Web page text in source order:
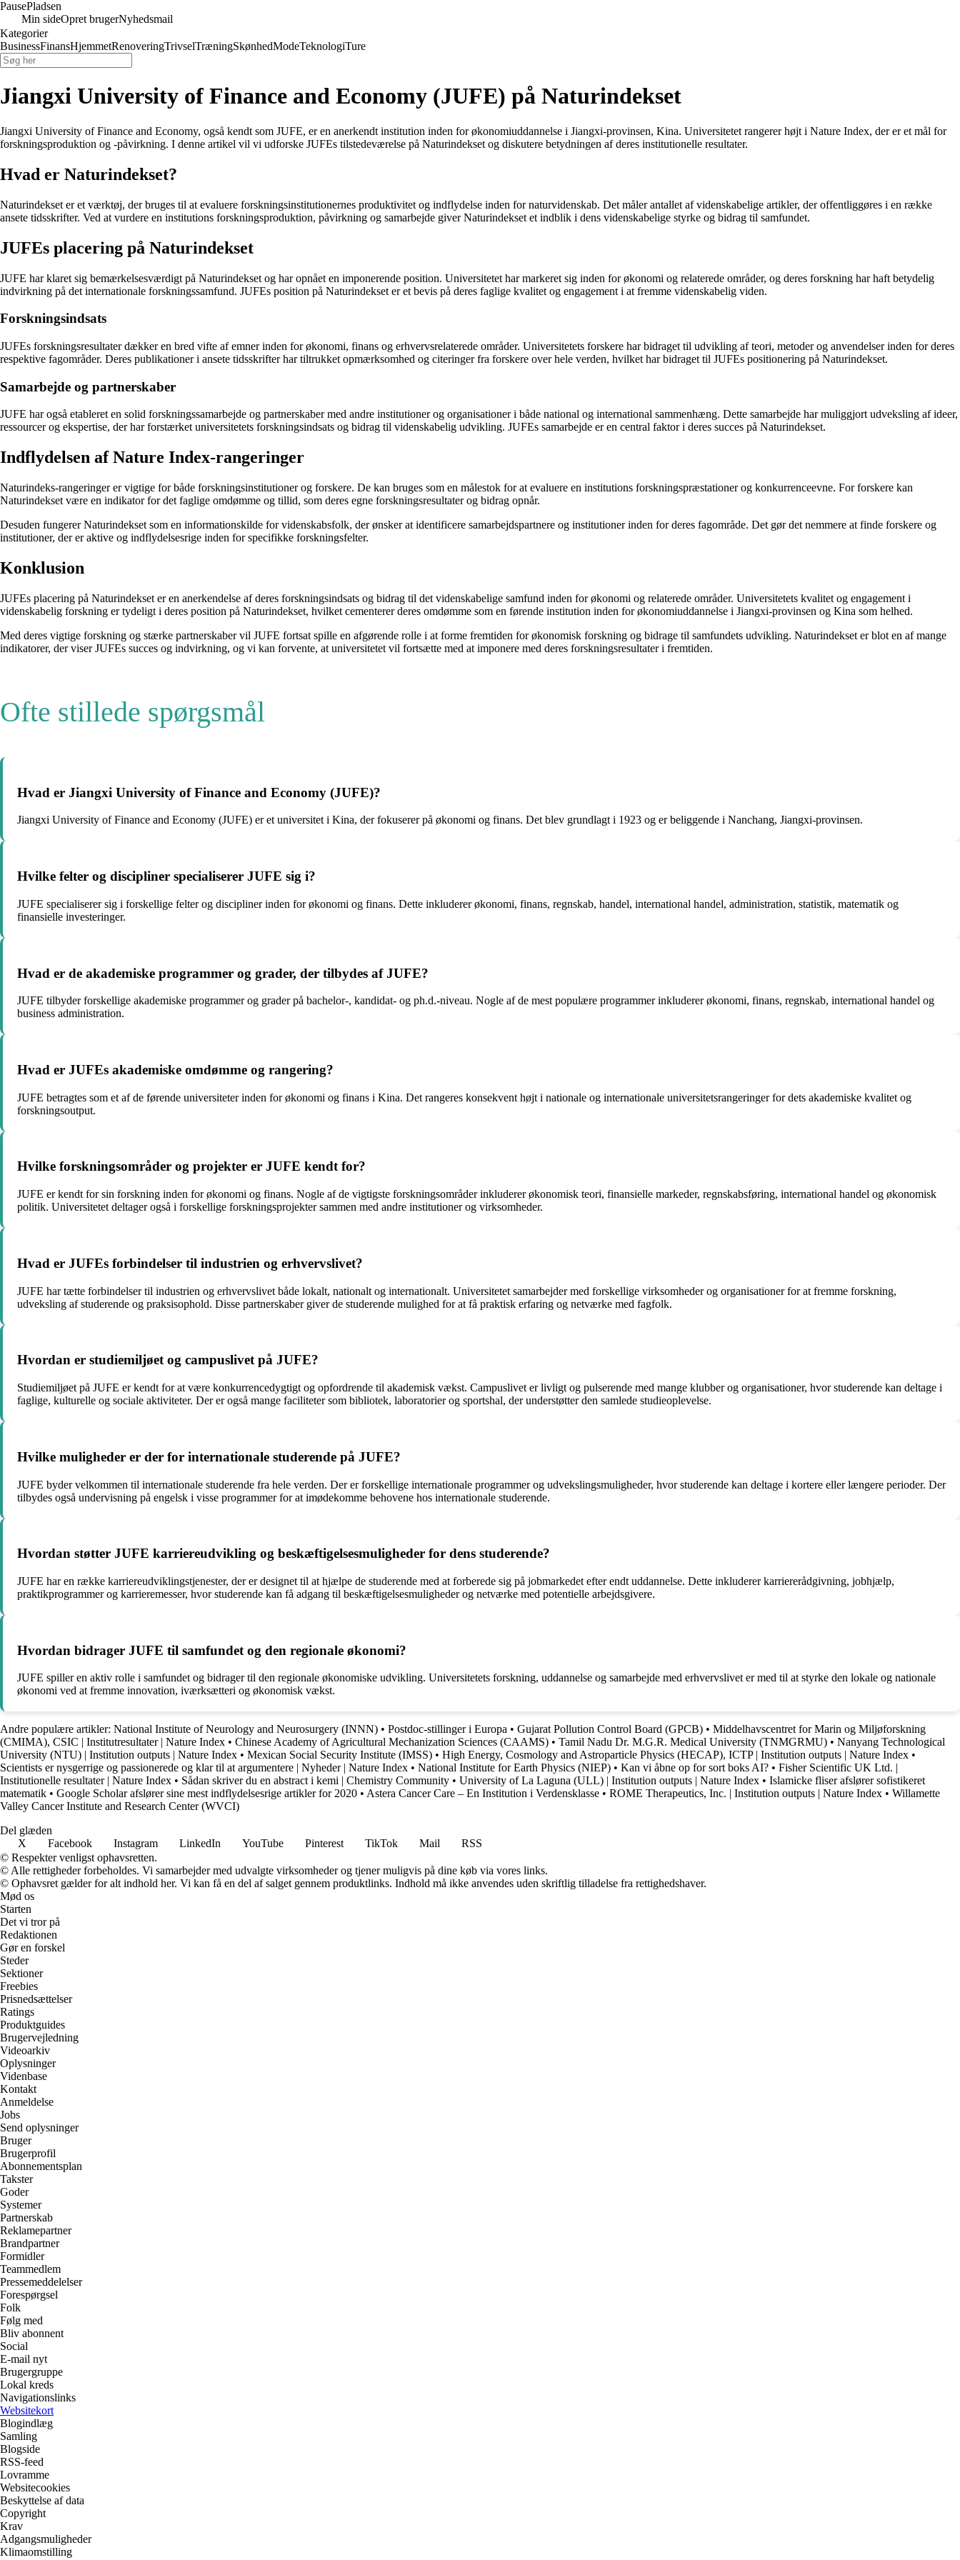
PausePladsen
Min sideOpret brugerNyhedsmail
Kategorier
BusinessFinansHjemmetRenoveringTrivselTræningSkønhedModeTeknologiTure
Jiangxi University of Finance and Economy (JUFE) på Naturindekset
Jiangxi University of Finance and Economy, også kendt som JUFE, er en anerkendt institution inden for økonomiuddannelse i Jiangxi-provinsen, Kina. Universitetet rangerer højt i Nature Index, der er et mål for
forskningsproduktion og -påvirkning. I denne artikel vil vi udforske JUFEs tilstedeværelse på Naturindekset og diskutere betydningen af ​​deres institutionelle resultater.
Hvad er Naturindekset?
Naturindekset er et værktøj, der bruges til at evaluere forskningsinstitutionernes produktivitet og indflydelse inden for naturvidenskab. Det måler antallet af videnskabelige artikler, der offentliggøres i en række
ansete tidsskrifter. Ved at vurdere en institutions forskningsproduktion, påvirkning og samarbejde giver Naturindekset et indblik i dens videnskabelige styrke og bidrag til samfundet.
JUFEs placering på Naturindekset
JUFE har klaret sig bemærkelsesværdigt på Naturindekset og har opnået en imponerende position. Universitetet har markeret sig inden for økonomi og relaterede områder, og deres forskning har haft betydelig
indvirkning på det internationale forskningssamfund. JUFEs position på Naturindekset er et bevis på deres faglige kvalitet og engagement i at fremme videnskabelig viden.
Forskningsindsats
JUFEs forskningsresultater dækker en bred vifte af emner inden for økonomi, finans og erhvervsrelaterede områder. Universitetets forskere har bidraget til udvikling af teori, metoder og anvendelser inden for deres
respektive fagområder. Deres publikationer i ansete tidsskrifter har tiltrukket opmærksomhed og citeringer fra forskere over hele verden, hvilket har bidraget til JUFEs positionering på Naturindekset.
Samarbejde og partnerskaber
JUFE har også etableret en solid forskningssamarbejde og partnerskaber med andre institutioner og organisationer i både national og international sammenhæng. Dette samarbejde har muliggjort udveksling af ideer,
ressourcer og ekspertise, der har forstærket universitetets forskningsindsats og bidrag til videnskabelig udvikling. JUFEs samarbejde er en central faktor i deres succes på Naturindekset.
Indflydelsen af ​​Nature Index-rangeringer
Naturindeks-rangeringer er vigtige for både forskningsinstitutioner og forskere. De kan bruges som en målestok for at evaluere en institutions forskningspræstationer og konkurrenceevne. For forskere kan
Naturindekset være en indikator for det faglige omdømme og tillid, som deres egne forskningsresultater og bidrag opnår.
Desuden fungerer Naturindekset som en informationskilde for videnskabsfolk, der ønsker at identificere samarbejdspartnere og institutioner inden for deres fagområde. Det gør det nemmere at finde forskere og
institutioner, der er aktive og indflydelsesrige inden for specifikke forskningsfelter.
Konklusion
JUFEs placering på Naturindekset er en anerkendelse af deres forskningsindsats og bidrag til det videnskabelige samfund inden for økonomi og relaterede områder. Universitetets kvalitet og engagement i
videnskabelig forskning er tydeligt i deres position på Naturindekset, hvilket cementerer deres omdømme som en førende institution inden for økonomiuddannelse i Jiangxi-provinsen og Kina som helhed.
Med deres vigtige forskning og stærke partnerskaber vil JUFE fortsat spille en afgørende rolle i at forme fremtiden for økonomisk forskning og bidrage til samfundets udvikling. Naturindekset er blot en af ​​mange
indikatorer, der viser JUFEs succes og indvirkning, og vi kan forvente, at universitetet vil fortsætte med at imponere med deres forskningsresultater i fremtiden.
Ofte stillede spørgsmål
Hvad er Jiangxi University of Finance and Economy (JUFE)?
Jiangxi University of Finance and Economy (JUFE) er et universitet i Kina, der fokuserer på økonomi og finans. Det blev grundlagt i 1923 og er beliggende i Nanchang, Jiangxi-provinsen.
Hvilke felter og discipliner specialiserer JUFE sig i?
JUFE specialiserer sig i forskellige felter og discipliner inden for økonomi og finans. Dette inkluderer økonomi, finans, regnskab, handel, international handel, administration, statistik, matematik og
finansielle investeringer.
Hvad er de akademiske programmer og grader, der tilbydes af JUFE?
JUFE tilbyder forskellige akademiske programmer og grader på bachelor-, kandidat- og ph.d.-niveau. Nogle af de mest populære programmer inkluderer økonomi, finans, regnskab, international handel og
business administration.
Hvad er JUFEs akademiske omdømme og rangering?
JUFE betragtes som et af de førende universiteter inden for økonomi og finans i Kina. Det rangeres konsekvent højt i nationale og internationale universitetsrangeringer for dets akademiske kvalitet og
forskningsoutput.
Hvilke forskningsområder og projekter er JUFE kendt for?
JUFE er kendt for sin forskning inden for økonomi og finans. Nogle af de vigtigste forskningsområder inkluderer økonomisk teori, finansielle markeder, regnskabsføring, international handel og økonomisk
politik. Universitetet deltager også i forskellige forskningsprojekter sammen med andre institutioner og virksomheder.
Hvad er JUFEs forbindelser til industrien og erhvervslivet?
JUFE har tætte forbindelser til industrien og erhvervslivet både lokalt, nationalt og internationalt. Universitetet samarbejder med forskellige virksomheder og organisationer for at fremme forskning,
udveksling af studerende og praksisophold. Disse partnerskaber giver de studerende mulighed for at få praktisk erfaring og netværke med fagfolk.
Hvordan er studiemiljøet og campuslivet på JUFE?
Studiemiljøet på JUFE er kendt for at være konkurrencedygtigt og opfordrende til akademisk vækst. Campuslivet er livligt og pulserende med mange klubber og organisationer, hvor studerende kan deltage i
faglige, kulturelle og sociale aktiviteter. Der er også mange faciliteter som bibliotek, laboratorier og sportshal, der understøtter den samlede studieoplevelse.
Hvilke muligheder er der for internationale studerende på JUFE?
JUFE byder velkommen til internationale studerende fra hele verden. Der er forskellige internationale programmer og udvekslingsmuligheder, hvor studerende kan deltage i kortere eller længere perioder. Der
tilbydes også undervisning på engelsk i visse programmer for at imødekomme behovene hos internationale studerende.
Hvordan støtter JUFE karriereudvikling og beskæftigelsesmuligheder for dens studerende?
JUFE har en række karriereudviklingstjenester, der er designet til at hjælpe de studerende med at forberede sig på jobmarkedet efter endt uddannelse. Dette inkluderer karriererådgivning, jobhjælp,
praktikprogrammer og karrieremesser, hvor studerende kan få adgang til beskæftigelsesmuligheder og netværke med potentielle arbejdsgivere.
Hvordan bidrager JUFE til samfundet og den regionale økonomi?
JUFE spiller en aktiv rolle i samfundet og bidrager til den regionale økonomiske udvikling. Universitetets forskning, uddannelse og samarbejde med erhvervslivet er med til at styrke den lokale og nationale
økonomi ved at fremme innovation, iværksætteri og økonomisk vækst.
Andre populære artikler: National Institute of Neurology and Neurosurgery (INNN) • Postdoc-stillinger i Europa • Gujarat Pollution Control Board (GPCB) • Middelhavscentret for Marin og Miljøforskning
(CMIMA), CSIC | Institutresultater | Nature Index • Chinese Academy of Agricultural Mechanization Sciences (CAAMS) • Tamil Nadu Dr. M.G.R. Medical University (TNMGRMU) • Nanyang Technological
University (NTU) | Institution outputs | Nature Index • Mexican Social Security Institute (IMSS) • High Energy, Cosmology and Astroparticle Physics (HECAP), ICTP | Institution outputs | Nature Index •
Scientists er nysgerrige og passionerede og klar til at argumentere | Nyheder | Nature Index • National Institute for Earth Physics (NIEP) • Kan vi åbne op for sort boks AI? • Fisher Scientific UK Ltd. |
Institutionelle resultater | Nature Index • Sådan skriver du en abstract i kemi | Chemistry Community • University of La Laguna (ULL) | Institution outputs | Nature Index • Islamicke fliser afslører sofistikeret
matematik • Google Scholar afslører sine mest indflydelsesrige artikler for 2020 • Astera Cancer Care – En Institution i Verdensklasse • ROME Therapeutics, Inc. | Institution outputs | Nature Index • Willamette
Valley Cancer Institute and Research Center (WVCI)
Del glæden
X
Facebook Instagram LinkedIn YouTube Pinterest TikTok Mail
RSS
© Respekter venligst ophavsretten.
© Alle rettigheder forbeholdes. Vi samarbejder med udvalgte virksomheder og tjener muligvis på dine køb via vores links.
© Ophavsret gælder for alt indhold her. Vi kan få en del af salget gennem produktlinks. Indhold må ikke anvendes uden skriftlig tilladelse fra rettighedshaver.
Mød os
Starten
Det vi tror på
Redaktionen
Gør en forskel
Steder
Sektioner
Freebies
Prisnedsættelser
Ratings
Produktguides
Brugervejledning
Videoarkiv
Oplysninger
Videnbase
Kontakt
Anmeldelse
Jobs
Send oplysninger
Bruger
Brugerprofil
Abonnementsplan
Takster
Goder
Systemer
Partnerskab
Reklamepartner
Brandpartner
Formidler
Teammedlem
Pressemeddelelser
Forespørgsel
Folk
Følg med
Bliv abonnent
Social
E-mail nyt
Brugergruppe
Lokal kreds
Navigationslinks
Websitekort
Blogindlæg
Samling
Blogside
RSS-feed
Lovramme
Websitecookies
Beskyttelse af data
Copyright
Krav
Adgangsmuligheder
Klimaomstilling